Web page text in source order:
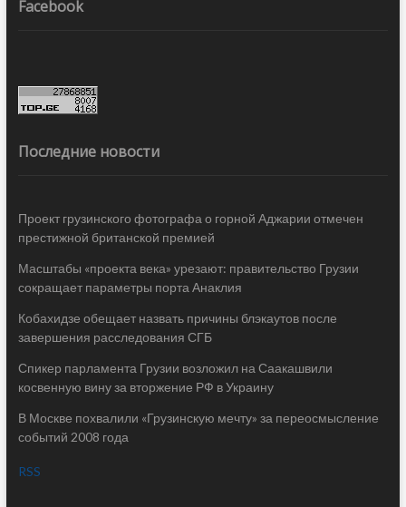
Facebook
Последние новости
Проект грузинского фотографа о горной Аджарии отмечен
престижной британской премией
Масштабы «проекта века» урезают: правительство Грузии
сокращает параметры порта Анаклия
Кобахидзе обещает назвать причины блэкаутов после
завершения расследования СГБ
Спикер парламента Грузии возложил на Саакашвили
косвенную вину за вторжение РФ в Украину
В Москве похвалили «Грузинскую мечту» за переосмысление
событий 2008 года
RSS